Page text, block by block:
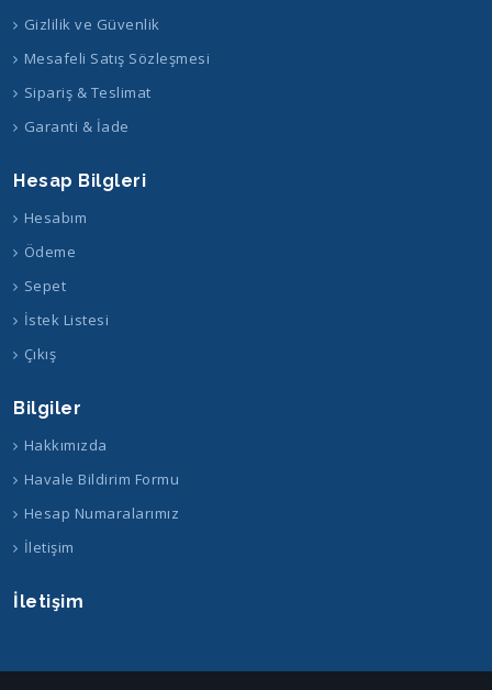
Gizlilik ve Güvenlik
Mesafeli Satış Sözleşmesi
Sipariş & Teslimat
Garanti & İade
Hesap Bilgleri
Hesabım
Ödeme
Sepet
İstek Listesi
Çıkış
Bilgiler
Hakkımızda
Havale Bildirim Formu
Hesap Numaralarımız
İletişim
İletişim